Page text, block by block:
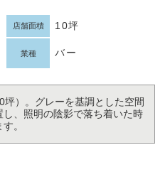
店舗面積 10坪
業種 バー
）。グレーを基調とした空間
、照明の陰影で落ち着いた時
。